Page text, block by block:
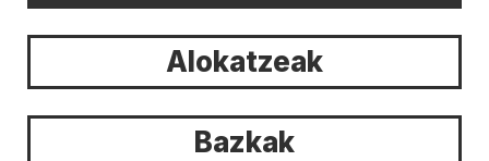
Alokatzeak
Bazkak